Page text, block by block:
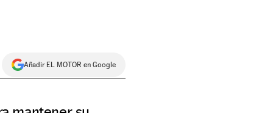
Añadir EL MOTOR en Google